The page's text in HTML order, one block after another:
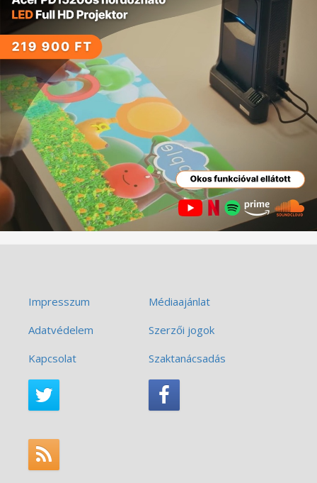
Impresszum
Médiaajánlat
Adatvédelem
Szerzői jogok
Kapcsolat
Szaktanácsadás